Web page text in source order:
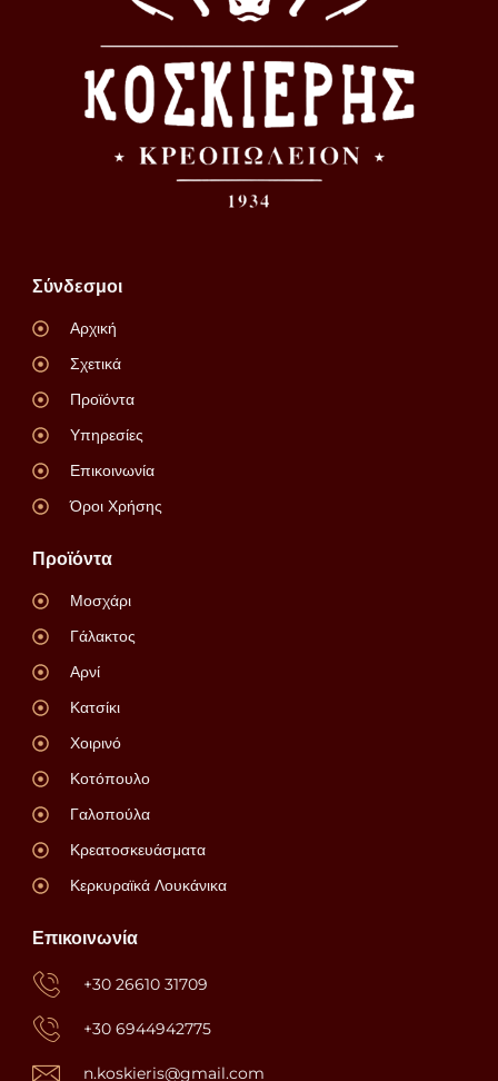
Σύνδεσμοι
Αρχική
Σχετικά
Προϊόντα
Υπηρεσίες
Επικοινωνία
Όροι Χρήσης
Προϊόντα
Μοσχάρι
Γάλακτος
Αρνί
Κατσίκι
Χοιρινό
Κοτόπουλο
Γαλοπούλα
Κρεατοσκευάσματα
Κερκυραϊκά Λουκάνικα
Επικοινωνία
+30 26610 31709
+30 6944942775
n.koskieris@gmail.com